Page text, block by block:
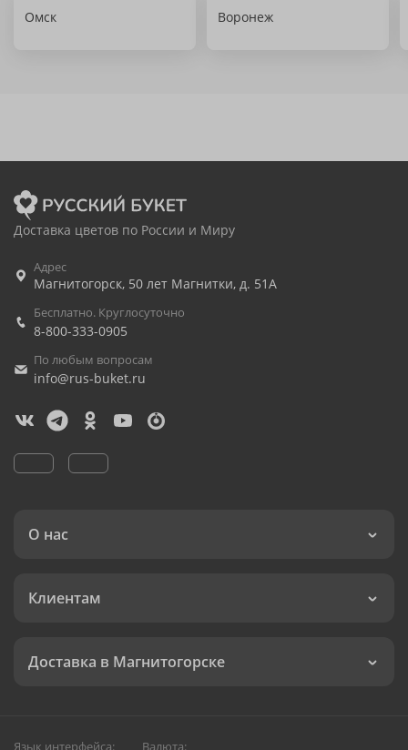
Омск Воронеж
Доставка цветов по России и Миру
Адрес
Магнитогорск, 50 лет Магнитки, д. 51А
Бесплатно. Круглосуточно
8-800-333-0905
По любым вопросам
info@rus-buket.ru
О нас
Клиентам
Доставка в Магнитогорске
Язык интерфейса: Валюта: